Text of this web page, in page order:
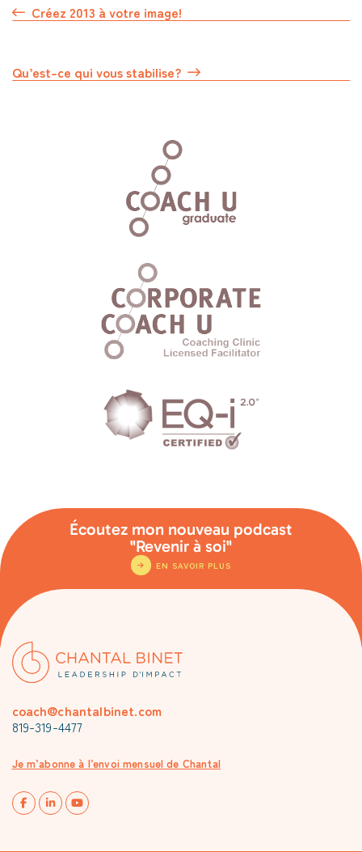
Créez 2013 à votre image!
Qu’est-ce qui vous stabilise?
Écoutez mon nouveau podcast
"Revenir à soi"
EN SAVOIR PLUS
coach@chantalbinet.com
819-319-4477
Je m’abonne à l’envoi mensuel de Chantal